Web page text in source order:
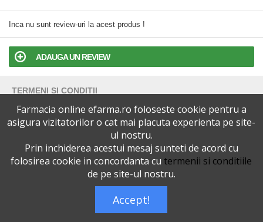
Inca nu sunt review-uri la acest produs !
ADAUGA UN REVIEW
TERMENI SI CONDITII
POLITICA DE CONFIDENTIALITATE
VERSIUNEA DESKTOP
0727515368
Dreptul de autor © efarma.ro - Toate Drepturile Rezervate.
Farmacia online efarma.ro foloseste cookie pentru a
asigura vizitatorilor o cat mai placuta experienta pe site-
ul nostru.
Prin inchiderea acestui mesaj sunteti de acord cu
folosirea cookie in concordanta cu termenii si conditiile
de pe site-ul nostru.
Accept!